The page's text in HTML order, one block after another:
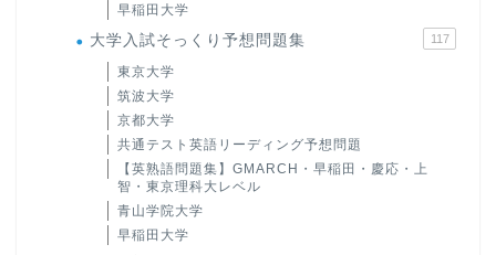
早稲田大学
大学入試そっくり予想問題集 117
東京大学
筑波大学
京都大学
共通テスト英語リーディング予想問題
【英熟語問題集】GMARCH・早稲田・慶応・上
智・東京理科大レベル
青山学院大学
早稲田大学